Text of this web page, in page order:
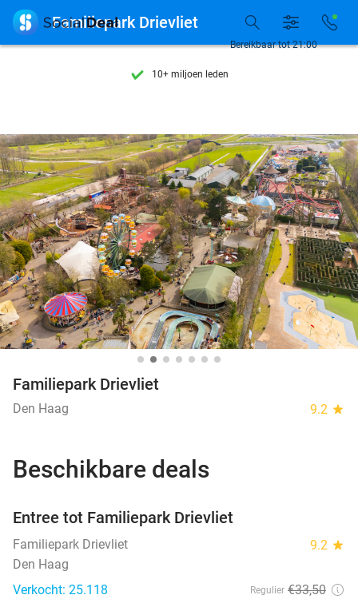
7 dagen per week beschikbaar
10+ miljoen leden
7 dagen per week beschikbaar
10+ miljoen leden
Bereikbaar tot 21:00
 Familiepark Drievliet
Familiepark Drievliet
Den Haag 9.2 star
Beschikbare deals
Entree tot Familiepark Drievliet
Familiepark Drievliet 9.2 star
Den Haag
Verkocht: 25.118
Regulier €33,50